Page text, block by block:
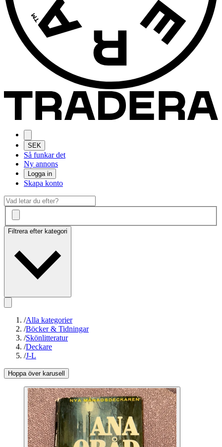
SEK
Så funkar det
Ny annons
Logga in
Skapa konto
Filtrera efter kategori
/Alla kategorier
/Böcker & Tidningar
/Skönlitteratur
/Deckare
/J-L
Hoppa över karusell